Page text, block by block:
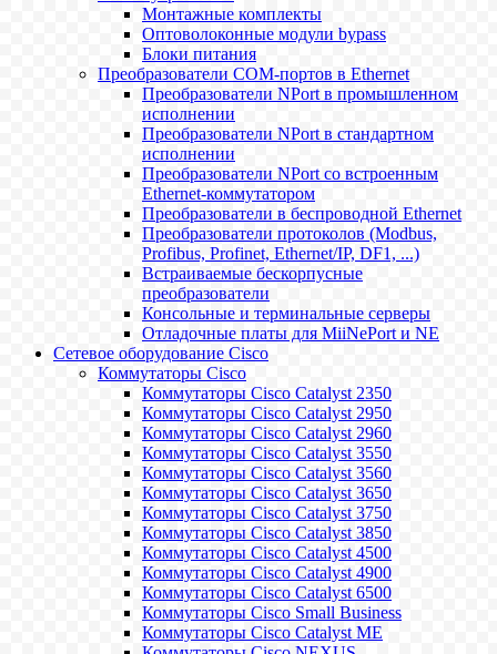
Монтажные комплекты
Оптоволоконные модули bypass
Блоки питания
Преобразователи COM-портов в Ethernet
Преобразователи NPort в промышленном
исполнении
Преобразователи NPort в стандартном
исполнении
Преобразователи NPort со встроенным
Ethernet-коммутатором
Преобразователи в беспроводной Ethernet
Преобразователи протоколов (Modbus,
Profibus, Profinet, Ethernet/IP, DF1, ...)
Встраиваемые бескорпусные
преобразователи
Консольные и терминальные серверы
Отладочные платы для MiiNePort и NE
Сетевое оборудование Cisco
Коммутаторы Cisco
Коммутаторы Cisco Catalyst 2350
Коммутаторы Cisco Catalyst 2950
Коммутаторы Cisco Catalyst 2960
Коммутаторы Cisco Catalyst 3550
Коммутаторы Cisco Catalyst 3560
Коммутаторы Cisco Catalyst 3650
Коммутаторы Cisco Catalyst 3750
Коммутаторы Cisco Catalyst 3850
Коммутаторы Cisco Catalyst 4500
Коммутаторы Cisco Catalyst 4900
Коммутаторы Cisco Catalyst 6500
Коммутаторы Cisco Small Business
Коммутаторы Cisco Catalyst ME